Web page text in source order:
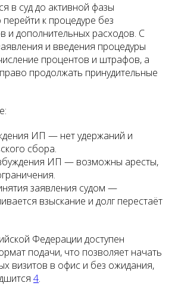
в суд до активной фазы
к процедуре без
и дополнительных расходов. С
и введения процедуры
процентов и штрафов, а
продолжать принудительные
ИП — нет удержаний и
сбора.
ИП — возможны аресты,
заявления судом —
взыскание и долг перестаёт
Федерации доступен
подачи, что позволяет начать
визитов в офис и без ожидания,
4.